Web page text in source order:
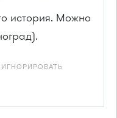
история. Можно
ИГНОРИРОВАТЬ